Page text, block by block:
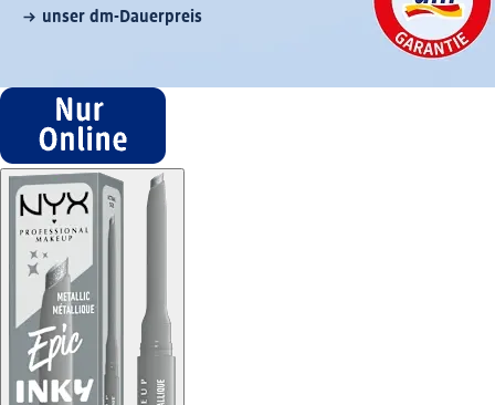
unser dm-Dauerpreis